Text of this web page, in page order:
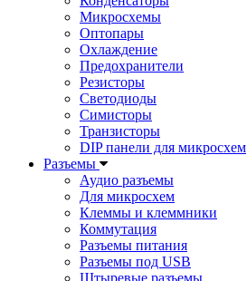
Микросхемы
Оптопары
Охлаждение
Предохранители
Резисторы
Светодиоды
Симисторы
Транзисторы
DIP панели для микросхем
Разъемы
Аудио разъемы
Для микросхем
Клеммы и клеммники
Коммутация
Разъемы питания
Разъемы под USB
Штыревые разъемы